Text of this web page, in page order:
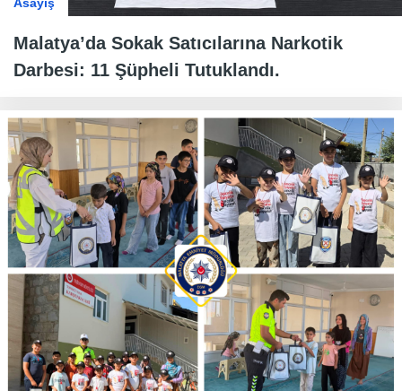
Malatya’da Sokak Satıcılarına Narkotik
Darbesi: 11 Şüpheli Tutuklandı.